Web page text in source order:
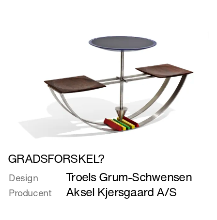
Læs
mere
om
GRADSFORSKEL?
GRADSFORSKEL?
Design Troels Grum-Schwensen
Producent Aksel Kjersgaard A/S